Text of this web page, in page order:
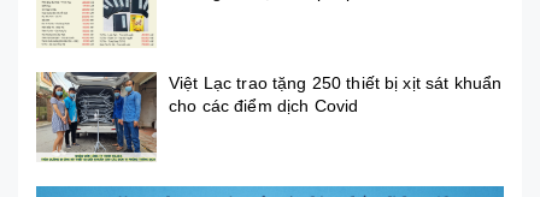
Việt Lạc trao tặng 250 thiết bị xịt sát khuẩn
cho các điểm dịch Covid